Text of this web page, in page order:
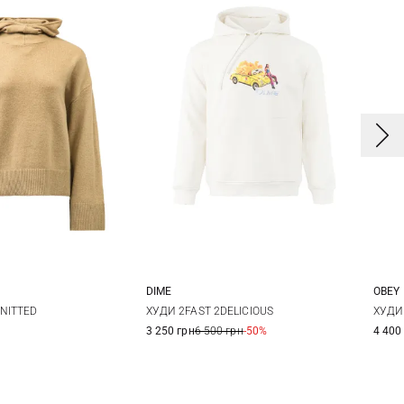
XS S
DIME
ХУДИ 2FAST 2DELICIOUS
3 250 грн6 500 грн-50%
OBEY
ХУДИ
4 400